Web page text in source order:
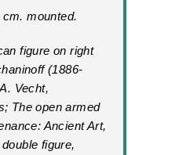
mounted.
figure on right
(1886-
Vecht,
The open armed
Ancient Art,
figure,